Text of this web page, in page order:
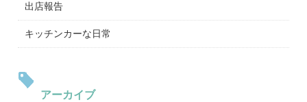
出店報告
キッチンカーな日常
アーカイブ